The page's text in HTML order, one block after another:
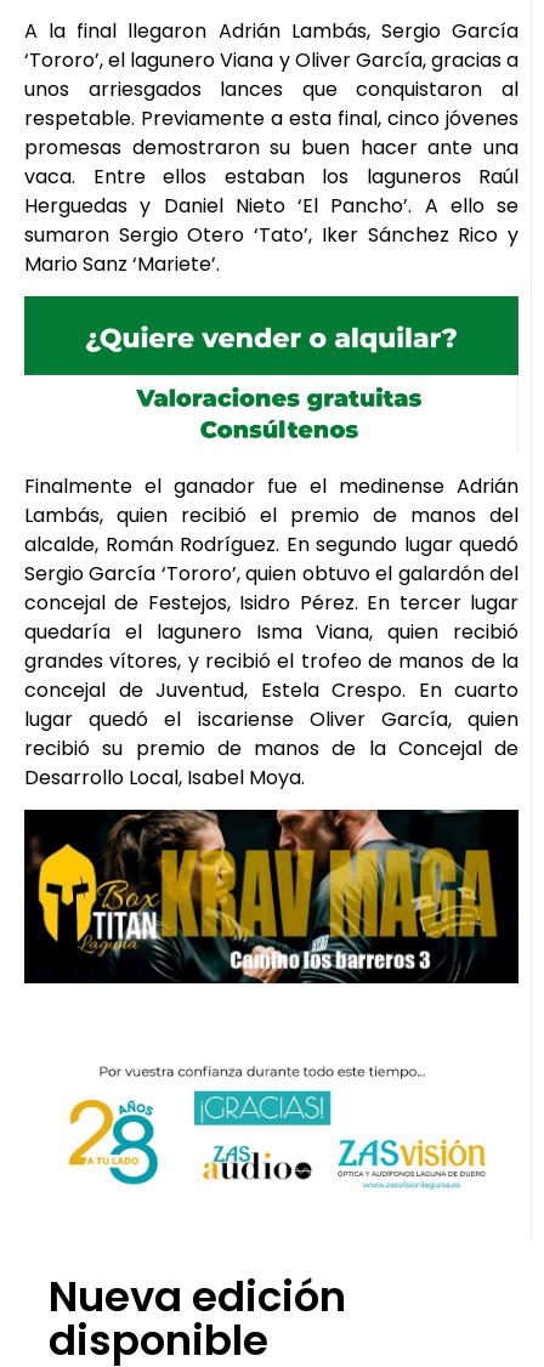
A la final llegaron Adrián Lambás, Sergio García
‘Tororo’, el lagunero Viana y Oliver García, gracias a
unos arriesgados lances que conquistaron al
respetable. Previamente a esta final, cinco jóvenes
promesas demostraron su buen hacer ante una
vaca. Entre ellos estaban los laguneros Raúl
Herguedas y Daniel Nieto ‘El Pancho’. A ello se
sumaron Sergio Otero ‘Tato’, Iker Sánchez Rico y
Mario Sanz ‘Mariete’.
Finalmente el ganador fue el medinense Adrián
Lambás, quien recibió el premio de manos del
alcalde, Román Rodríguez. En segundo lugar quedó
Sergio García ‘Tororo’, quien obtuvo el galardón del
concejal de Festejos, Isidro Pérez. En tercer lugar
quedaría el lagunero Isma Viana, quien recibió
grandes vítores, y recibió el trofeo de manos de la
concejal de Juventud, Estela Crespo. En cuarto
lugar quedó el iscariense Oliver García, quien
recibió su premio de manos de la Concejal de
Desarrollo Local, Isabel Moya.
Nueva edición
disponible